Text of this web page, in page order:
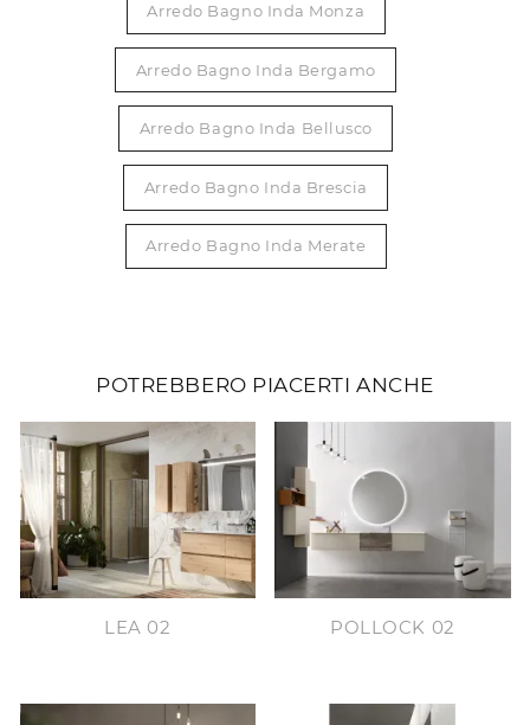
Arredo Bagno Inda Monza
Arredo Bagno Inda Bergamo
Arredo Bagno Inda Bellusco
Arredo Bagno Inda Brescia
Arredo Bagno Inda Merate
POTREBBERO PIACERTI ANCHE
LEA 02 POLLOCK 02